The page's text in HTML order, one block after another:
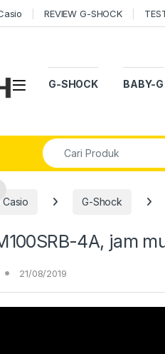
REVIEW G-SHOCK
Open G-SHOCK BABY-G
Search for:
G-Shock
4A, jam
21/08/2019